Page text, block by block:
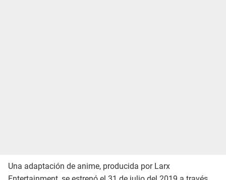
Una adaptación de anime, producida por Larx